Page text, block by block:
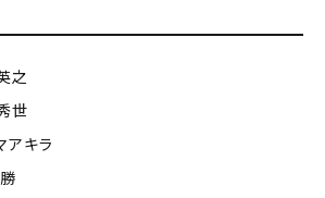
之
世
アキラ